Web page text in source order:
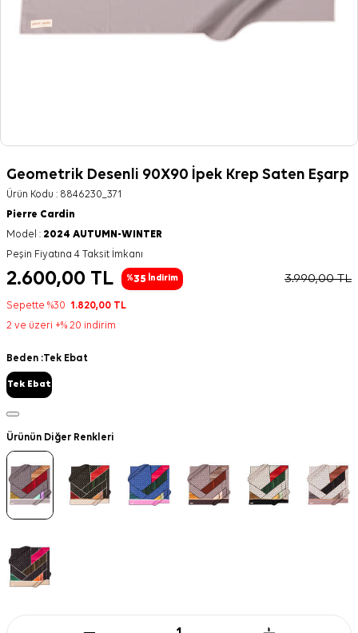
Geometrik Desenli 90X90 İpek Krep Saten Eşarp
Ürün Kodu : 8846230_371
Pierre Cardin
Model : 2024 AUTUMN-WINTER
Peşin Fiyatına 4 Taksit İmkanı
2.600,00 TL %35 İndirim 3.990,00TL
Sepette %30 1.820,00 TL
2 ve üzeri +% 20 indirim
Beden :Tek Ebat
Tek Ebat
Ürünün Diğer Renkleri